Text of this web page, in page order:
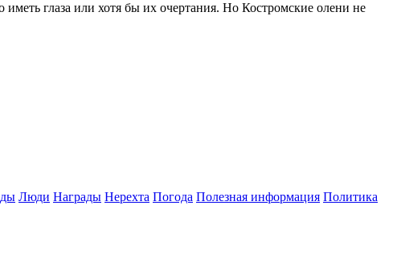
глаза или хотя бы их очертания. Но Костромские олени не
Люди Награды Нерехта Погода Полезная информация Политика